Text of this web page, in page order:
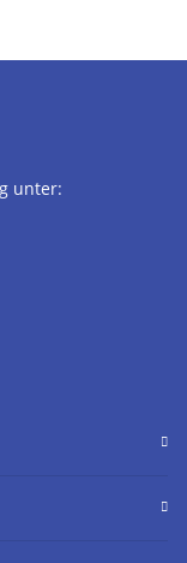
unter: